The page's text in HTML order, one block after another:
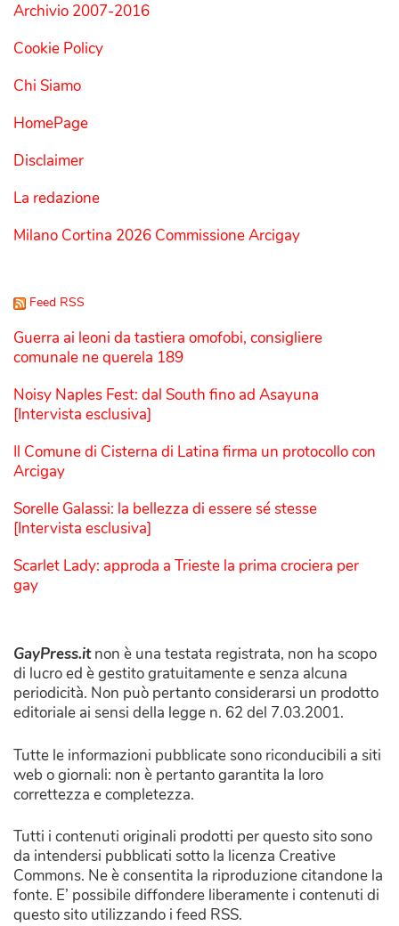
Archivio 2007-2016
Cookie Policy
Chi Siamo
HomePage
Disclaimer
La redazione
Milano Cortina 2026 Commissione Arcigay
Feed RSS
Guerra ai leoni da tastiera omofobi, consigliere
comunale ne querela 189
Noisy Naples Fest: dal South fino ad Asayuna
[Intervista esclusiva]
Il Comune di Cisterna di Latina firma un protocollo con
Arcigay
Sorelle Galassi: la bellezza di essere sé stesse
[Intervista esclusiva]
Scarlet Lady: approda a Trieste la prima crociera per
gay
GayPress.itnon è una testata registrata, non ha scopo
di lucro ed è gestito gratuitamente e senza alcuna
periodicità. Non può pertanto considerarsi un prodotto
editoriale ai sensi della legge n. 62 del 7.03.2001.
Tutte le informazioni pubblicate sono riconducibili a siti
web o giornali: non è pertanto garantita la loro
correttezza e completezza.
Tutti i contenuti originali prodotti per questo sito sono
da intendersi pubblicati sotto la licenza Creative
Commons. Ne è consentita la riproduzione citandone la
fonte. E’ possibile diffondere liberamente i contenuti di
questo sito utilizzando i feed RSS.